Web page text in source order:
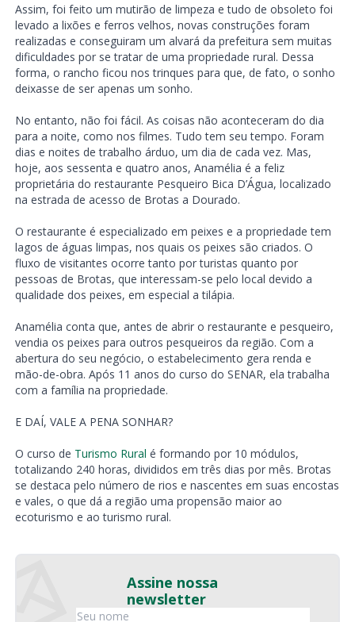
Assim, foi feito um mutirão de limpeza e tudo de obsoleto foi
levado a lixões e ferros velhos, novas construções foram
realizadas e conseguiram um alvará da prefeitura sem muitas
dificuldades por se tratar de uma propriedade rural. Dessa
forma, o rancho ficou nos trinques para que, de fato, o sonho
deixasse de ser apenas um sonho.
No entanto, não foi fácil. As coisas não aconteceram do dia
para a noite, como nos filmes. Tudo tem seu tempo. Foram
dias e noites de trabalho árduo, um dia de cada vez. Mas,
hoje, aos sessenta e quatro anos, Anamélia é a feliz
proprietária do restaurante Pesqueiro Bica D’Água, localizado
na estrada de acesso de Brotas a Dourado.
O restaurante é especializado em peixes e a propriedade tem
lagos de águas limpas, nos quais os peixes são criados. O
fluxo de visitantes ocorre tanto por turistas quanto por
pessoas de Brotas, que interessam-se pelo local devido a
qualidade dos peixes, em especial a tilápia.
Anamélia conta que, antes de abrir o restaurante e pesqueiro,
vendia os peixes para outros pesqueiros da região. Com a
abertura do seu negócio, o estabelecimento gera renda e
mão-de-obra. Após 11 anos do curso do SENAR, ela trabalha
com a família na propriedade.
E DAÍ, VALE A PENA SONHAR?
O curso de Turismo Rural é formando por 10 módulos,
totalizando 240 horas, divididos em três dias por mês. Brotas
se destaca pelo número de rios e nascentes em suas encostas
e vales, o que dá a região uma propensão maior ao
ecoturismo e ao turismo rural.
Assine nossa
newsletter